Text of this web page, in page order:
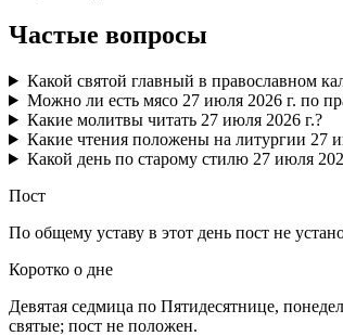
Частые вопросы
Какой святой главный в православном
Можно ли есть мясо 27 июля 2026 г. по
Какие молитвы читать 27 июля 2026 г.?
Какие чтения положены на литургии 27
Какой день по старому стилю 27 июля
Пост
По общему уставу в этот день пост не
Коротко о дне
Девятая седмица по Пятидесятнице,
святые; пост не положен.